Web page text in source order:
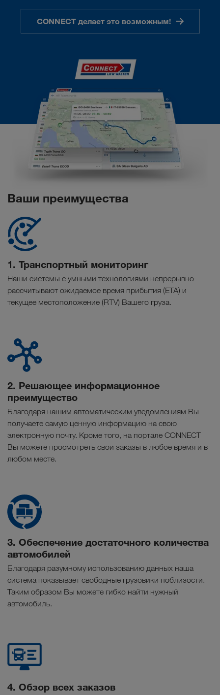
CONNECT делает это возможным!
Ваши преимущества
1. Транспортный мониторинг
Наши системы с умными технологиями непрерывно
рассчитывают ожидаемое время прибытия (ETA) и
текущее местоположение (RTV) Вашего груза.
2. Решающее информационное
преимущество
Благодаря нашим автоматическим уведомлениям Вы
получаете самую ценную информацию на свою
электронную почту. Кроме того, на портале CONNECT
Вы можете просмотреть свои заказы в любое время и в
любом месте.
3. Обеспечение достаточного количества
автомобилей
Благодаря разумному использованию данных наша
система показывает свободные грузовики поблизости.
Таким образом Вы можете гибко найти нужный
автомобиль.
4. Обзор всех заказов